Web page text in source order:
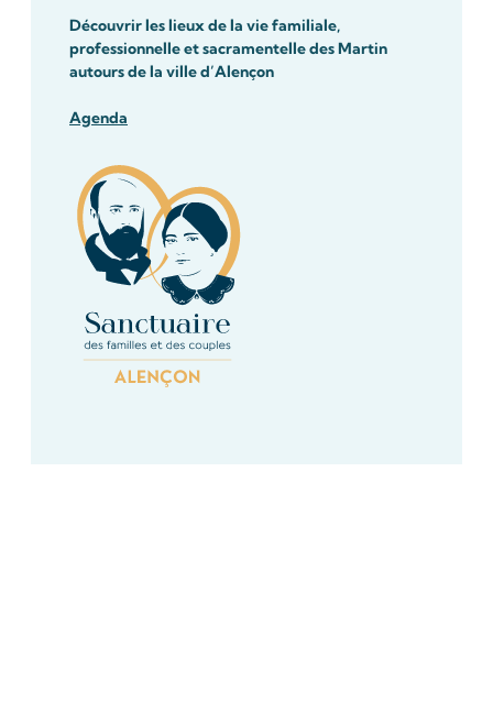
Découvrir les lieux de la vie familiale,
professionnelle et sacramentelle des Martin
autours de la ville d’Alençon
Agenda